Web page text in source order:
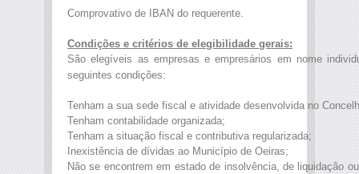
Comprovativo de IBAN do requerente.
Condições e critérios de elegibilidade gerais:
São elegíveis as empresas e empresários em nome
seguintes condições:
Tenham a sua sede fiscal e atividade desenvolvida no
Tenham contabilidade organizada;
Tenham a situação fiscal e contributiva regularizada;
Inexistência de dívidas ao Município de Oeiras;
Não se encontrem em estado de insolvência, de liquidação